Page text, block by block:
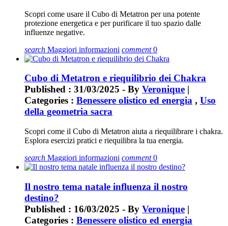
Scopri come usare il Cubo di Metatron per una potente
protezione energetica e per purificare il tuo spazio dalle
influenze negative.
search Maggiori informazioni comment0
Cubo di Metatron e riequilibrio dei Chakra
Published : 31/03/2025 - By Veronique |
Categories : Benessere olistico ed energia , Uso
della geometria sacra
Scopri come il Cubo di Metatron aiuta a riequilibrare i chakra.
Esplora esercizi pratici e riequilibra la tua energia.
search Maggiori informazioni comment0
Il nostro tema natale influenza il nostro
destino?
Published : 16/03/2025 - By Veronique |
Categories : Benessere olistico ed energia